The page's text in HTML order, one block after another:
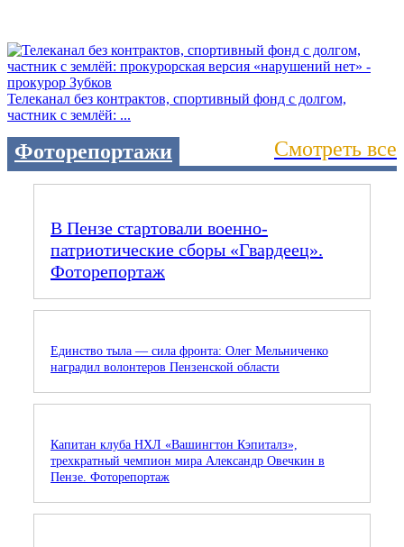
Телеканал без контрактов, спортивный фонд с долгом,
частник с землёй: ...
Фоторепортажи Смотреть все
В Пензе стартовали военно-
патриотические сборы «Гвардеец».
Фоторепортаж
Единство тыла — сила фронта: Олег Мельниченко
наградил волонтеров Пензенской области
Капитан клуба НХЛ «Вашингтон Кэпиталз»,
трехкратный чемпион мира Александр Овечкин в
Пензе. Фоторепортаж